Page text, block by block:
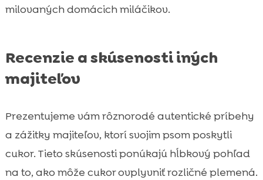
milovaných domácich miláčikov.
Recenzie a skúsenosti iných
majiteľov
Prezentujeme vám rôznorodé autentické príbehy
a zážitky majiteľov, ktorí svojim psom poskytli
cukor. Tieto skúsenosti ponúkajú hĺbkový pohľad
na to, ako môže cukor ovplyvniť rozličné plemená.